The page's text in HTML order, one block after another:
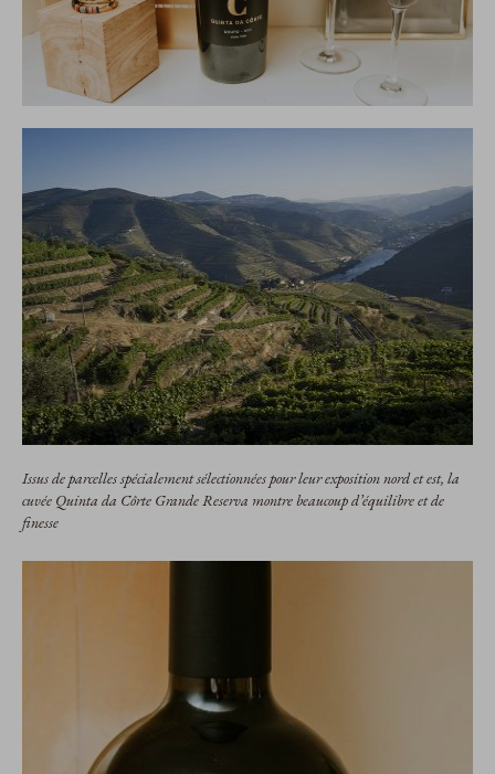
Issus de parcelles spécialement sélectionnées pour leur exposition nord et est, la
cuvée Quinta da Côrte Grande Reserva montre beaucoup d’équilibre et de
finesse